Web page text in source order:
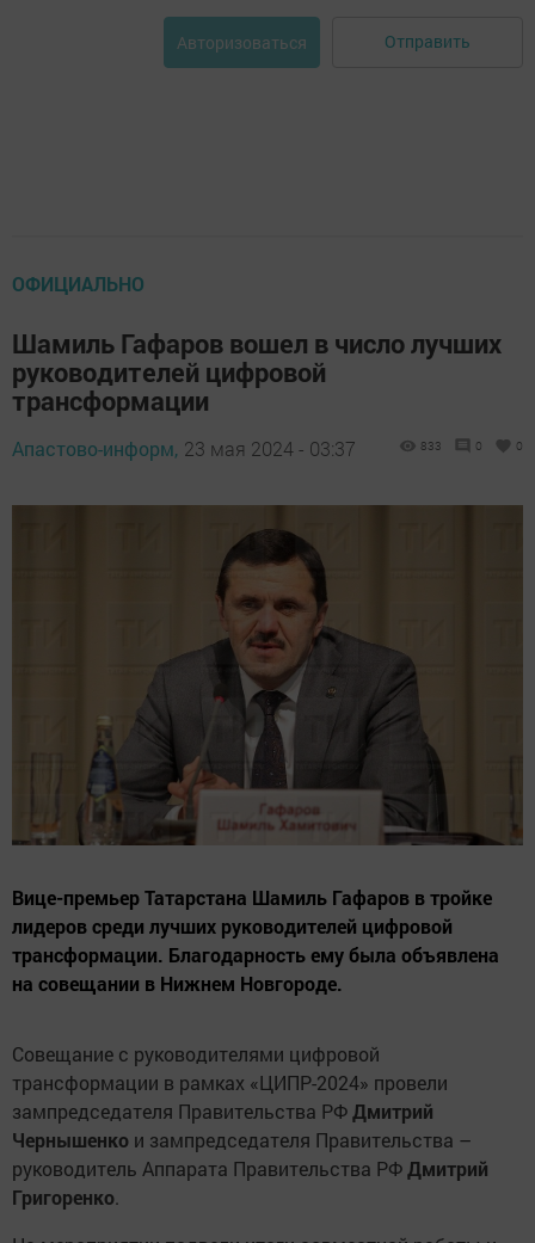
Авторизоваться Отправить
ОФИЦИАЛЬНО
Шамиль Гафаров вошел в число лучших
руководителей цифровой
трансформации
Апастово-информ, 23 мая 2024 - 03:37 833 0 0
Вице-премьер Татарстана Шамиль Гафаров в тройке
лидеров среди лучших руководителей цифровой
трансформации. Благодарность ему была объявлена
на совещании в Нижнем Новгороде.
Совещание с руководителями цифровой
трансформации в рамках «ЦИПР-2024» провели
зампредседателя Правительства РФДмитрий
Чернышенко и зампредседателя Правительства –
руководитель Аппарата Правительства РФДмитрий
Григоренко.